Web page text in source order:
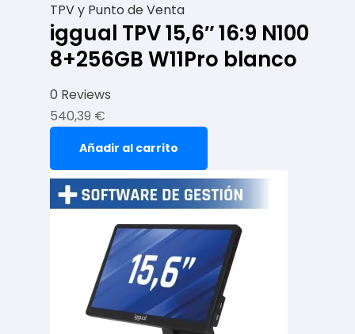
TPV y Punto de Venta
iggual TPV 15,6″ 16:9 N100
8+256GB W11Pro blanco
0 Reviews
540,39 €
Añadir al carrito